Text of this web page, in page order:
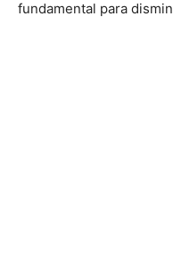
fundamental para